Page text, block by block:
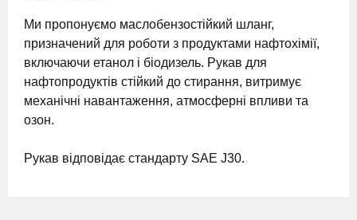
Ми пропонуємо маслобензостійкий шланг,
призначений для роботи з продуктами нафтохімії,
включаючи етанол і біодизель. Рукав для
нафтопродуктів стійкий до стирання, витримує
механічні навантаження, атмосферні впливи та
озон.
Рукав відповідає стандарту SAE J30.